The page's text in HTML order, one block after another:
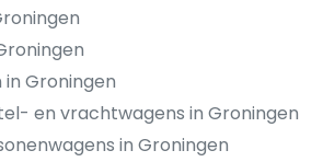
Groningen
en vrachtwagens in Groningen
in Groningen